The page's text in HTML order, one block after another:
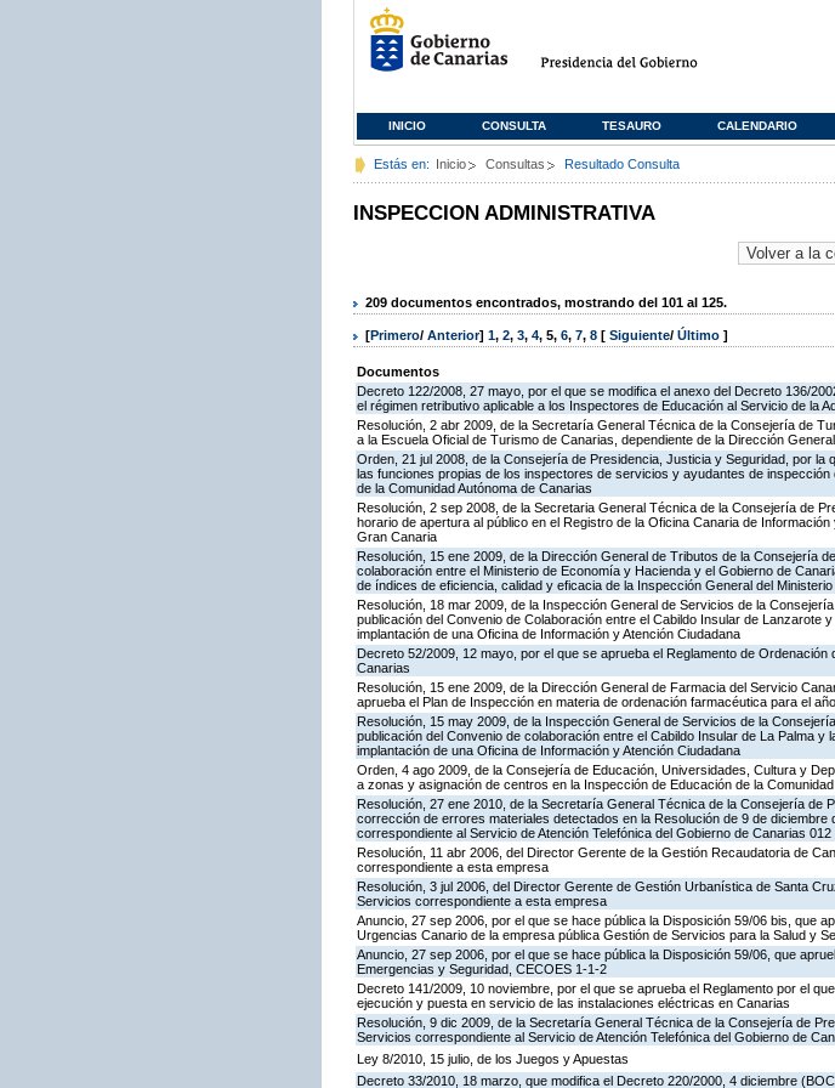
INICIO CONSULTA TESAURO CALENDARIO
Estás en: Inicio Consultas Resultado Consulta
INSPECCION ADMINISTRATIVA
209 documentos encontrados, mostrando del 101 al 125.
[Primero/ Anterior] 1, 2, 3, 4, 5, 6, 7, 8 [ Siguiente/ Último ]
Documentos
Decreto 122/2008, 27 mayo, por el que se modifica el anexo del Decreto 136/
el régimen retributivo aplicable a los Inspectores de Educación al Servicio de la
Resolución, 2 abr 2009, de la Secretaría General Técnica de la Consejería de
a la Escuela Oficial de Turismo de Canarias, dependiente de la Dirección
Orden, 21 jul 2008, de la Consejería de Presidencia, Justicia y Seguridad, por
las funciones propias de los inspectores de servicios y ayudantes de
de la Comunidad Autónoma de Canarias
Resolución, 2 sep 2008, de la Secretaria General Técnica de la Consejería de
horario de apertura al público en el Registro de la Oficina Canaria de
Gran Canaria
Resolución, 15 ene 2009, de la Dirección General de Tributos de la Consejería
colaboración entre el Ministerio de Economía y Hacienda y el Gobierno de
de índices de eficiencia, calidad y eficacia de la Inspección General del
Resolución, 18 mar 2009, de la Inspección General de Servicios de la
publicación del Convenio de Colaboración entre el Cabildo Insular de Lanzarote
implantación de una Oficina de Información y Atención Ciudadana
Decreto 52/2009, 12 mayo, por el que se aprueba el Reglamento de
Canarias
Resolución, 15 ene 2009, de la Dirección General de Farmacia del Servicio
aprueba el Plan de Inspección en materia de ordenación farmacéutica para el
Resolución, 15 may 2009, de la Inspección General de Servicios de la
publicación del Convenio de colaboración entre el Cabildo Insular de La Palma
implantación de una Oficina de Información y Atención Ciudadana
Orden, 4 ago 2009, de la Consejería de Educación, Universidades, Cultura y
a zonas y asignación de centros en la Inspección de Educación de la
Resolución, 27 ene 2010, de la Secretaría General Técnica de la Consejería de
corrección de errores materiales detectados en la Resolución de 9 de
correspondiente al Servicio de Atención Telefónica del Gobierno de Canarias 012
Resolución, 11 abr 2006, del Director Gerente de la Gestión Recaudatoria de
correspondiente a esta empresa
Resolución, 3 jul 2006, del Director Gerente de Gestión Urbanística de Santa
Servicios correspondiente a esta empresa
Anuncio, 27 sep 2006, por el que se hace pública la Disposición 59/06 bis, que
Urgencias Canario de la empresa pública Gestión de Servicios para la Salud y
Anuncio, 27 sep 2006, por el que se hace pública la Disposición 59/06, que
Emergencias y Seguridad, CECOES 1-1-2
Decreto 141/2009, 10 noviembre, por el que se aprueba el Reglamento por el
ejecución y puesta en servicio de las instalaciones eléctricas en Canarias
Resolución, 9 dic 2009, de la Secretaría General Técnica de la Consejería de
Servicios correspondiente al Servicio de Atención Telefónica del Gobierno de
Ley 8/2010, 15 julio, de los Juegos y Apuestas
Decreto 33/2010, 18 marzo, que modifica el Decreto 220/2000, 4 diciembre